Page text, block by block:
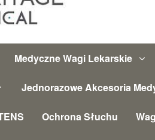
Medyczne Wagi Lekarskie
Jednorazowe Akcesoria
Ochrona Słuchu